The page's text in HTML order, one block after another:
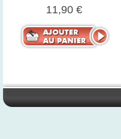
11,90 €